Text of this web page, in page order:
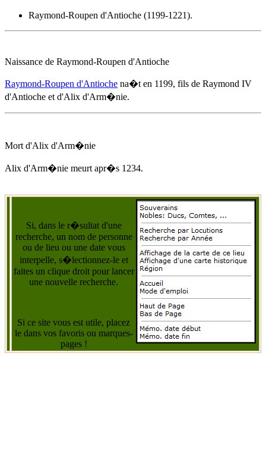
Raymond-Roupen d'Antioche (1199-1221).
Naissance de Raymond-Roupen d'Antioche
Raymond-Roupen d'Antioche na�t en 1199, fils de Raymond IV
d'Antioche et d'Alix d'Arm�nie.
Mort d'Alix d'Arm�nie
Alix d'Arm�nie meurt apr�s 1234.
Si, dans le r�sultat d'une
recherche, un nom de personne
ou de lieu ou une date vous
interpelle, s�lectionnez-le et
faites un clique droit pour lancer
une nouvelle recherche.
Si ce site vous est utile, placez
le dans vos favoris ou marques-
pages !